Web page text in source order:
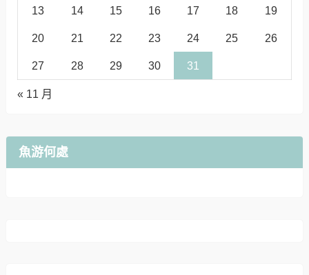
13 14 15 16 17 18 19
20 21 22 23 24 25 26
27 28 29 30 31
« 11 月
魚游何處